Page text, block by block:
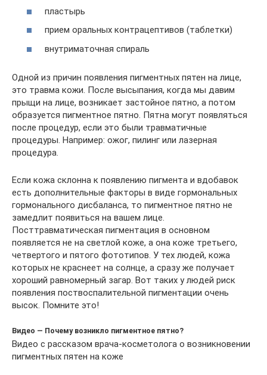
пластырь
прием оральных контрацептивов (таблетки)
внутриматочная спираль
Одной из причин появления пигментных пятен на лице,
это травма кожи. После высыпания, когда мы давим
прыщи на лице, возникает застойное пятно, а потом
образуется пигментное пятно. Пятна могут появляться
после процедур, если это были травматичные
процедуры. Например: ожог, пилинг или лазерная
процедура.
Если кожа склонна к появлению пигмента и вдобавок
есть дополнительные факторы в виде гормональных
гормонального дисбаланса, то пигментное пятно не
замедлит появиться на вашем лице.
Посттравматическая пигментация в основном
появляется не на светлой коже, а она коже третьего,
четвертого и пятого фототипов. У тех людей, кожа
которых не краснеет на солнце, а сразу же получает
хороший равномерный загар. Вот таких у людей риск
появления поствоспалительной пигментации очень
высок. Помните это!
Видео — Почему возникло пигментное пятно?
Видео с рассказом врача-косметолога о возникновении
пигментных пятен на коже